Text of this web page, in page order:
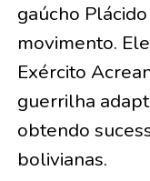
gaúcho
movimento.
Exército
guerrilha
obtendo
bolivianas.